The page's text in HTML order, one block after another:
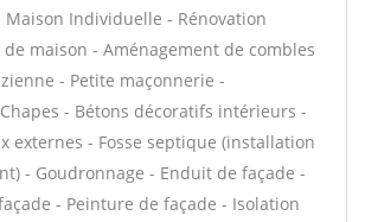
Individuelle - Rénovation
de maison - Aménagement de combles
- Petite maçonnerie -
- Bétons décoratifs intérieurs -
externes - Fosse septique (installation
- Goudronnage - Enduit de façade -
- Peinture de façade - Isolation